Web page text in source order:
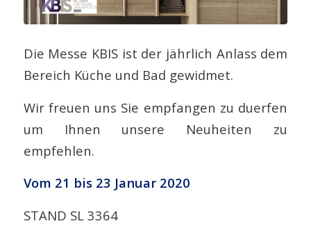
Die Messe KBIS ist der jährlich Anlass dem
Bereich Küche und Bad gewidmet.
Wir freuen uns Sie empfangen zu duerfen
um Ihnen unsere Neuheiten zu
empfehlen.
Vom 21 bis 23 Januar 2020
STAND SL 3364